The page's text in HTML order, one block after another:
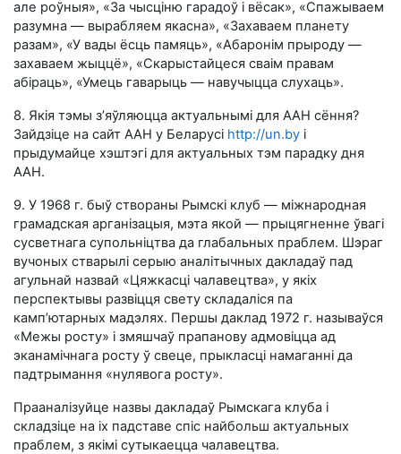
але роўныя», «За чысціню гарадоў і вёсак», «Спажываем
разумна — вырабляем якасна», «Захаваем планету
разам», «У вады ёсць памяць», «Абаронім прыроду —
захаваем жыццё», «Скарыстайцеся сваім правам
абіраць», «Умець гаварыць — навучыцца слухаць».
8. Якія тэмы з’яўляюцца актуальнымі для ААН сёння?
Зайдзіце на сайт ААН у Беларусі http://un.by і
прыдумайце хэштэгі для актуальных тэм парадку дня
ААН.
9. У 1968 г. быў створаны Рымскі клуб — міжнародная
грамадская арганізацыя, мэта якой — прыцягненне ўвагі
сусветнага супольніцтва да глабальных праблем. Шэраг
вучоных стварылі серыю аналітычных дакладаў пад
агульнай назвай «Цяжкасці чалавецтва», у якіх
перспектывы развіцця свету складаліся па
камп’ютарных мадэлях. Першы даклад 1972 г. называўся
«Межы росту» і змяшчаў прапанову адмовіцца ад
эканамічнага росту ў свеце, прыкласці намаганні да
падтрымання «нулявога росту».
Прааналізуйце назвы дакладаў Рымскага клуба і
складзіце на іх падставе спіс найбольш актуальных
праблем, з якімі сутыкаецца чалавецтва.